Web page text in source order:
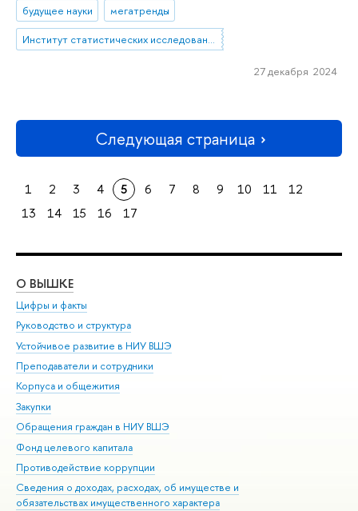
будущее науки
мегатренды
Институт статистических исследований и экономики знаний
27 декабря 2024
Следующая страница
1 2 3 4 5 6 7 8 9 10 11
12
13
14 15 16 17
О ВЫШКЕ
Цифры и факты
Руководство и структура
Устойчивое развитие в НИУ ВШЭ
Преподаватели и сотрудники
Корпуса и общежития
Закупки
Обращения граждан в НИУ ВШЭ
Фонд целевого капитала
Противодействие коррупции
Сведения о доходах, расходах, об имуществе и
обязательствах имущественного характера